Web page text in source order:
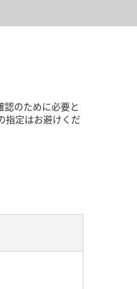
認のために必要と
指定はお避けくだ